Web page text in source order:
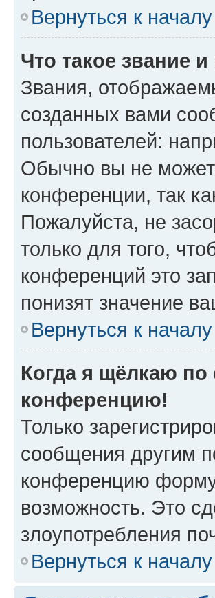
Вернуться к началу
Что такое звание
Звания,
созданных вами
пользователей:
Обычно вы не
конференции, так
Пожалуйста, не
только для того,
конференций это
понизят значение
Вернуться к началу
Когда я щёлкаю по
конференцию!
Только
сообщения другим
конференцию
возможность. Это
злоупотребления
Вернуться к началу